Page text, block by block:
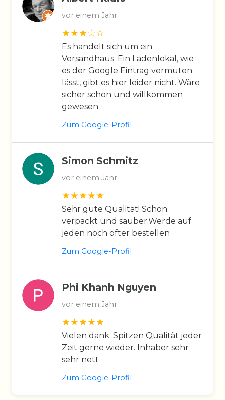
vor einem Jahr
Es handelt sich um ein
Versandhaus. Ein Ladenlokal, wie
es der Google Eintrag vermuten
lässt, gibt es hier leider nicht. Wäre
sicher schon und willkommen
gewesen.
Zum Google-Profil
Simon Schmitz
vor einem Jahr
Sehr gute Qualität! Schön
verpackt und sauber.Werde auf
jeden noch öfter bestellen
Zum Google-Profil
Phi Khanh Nguyen
vor einem Jahr
Vielen dank. Spitzen Qualität jeder
Zeit gerne wieder. Inhaber sehr
sehr nett
Zum Google-Profil